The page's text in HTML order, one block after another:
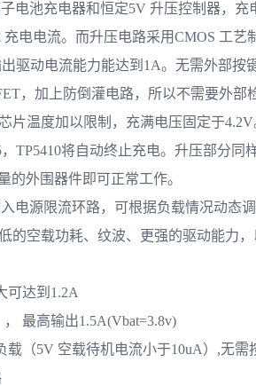
电池充电器和恒定5V 升压控制器，
电电流。而升压电路采用CMOS 工
驱动电流能力能达到1A。无需外部按
，加上防倒灌电路，所以不需要外部
片温度加以限制，充满电压固定于
TP5410将自动终止充电。升压部分
的外围器件即可正常工作。
电源限流环路，可根据负载情况动态
的空载功耗、纹波、更强的驱动能力，
可达到1.2A
最高输出1.5A(Vbat=3.8v)
（5V 空载待机电流小于10uA）,无